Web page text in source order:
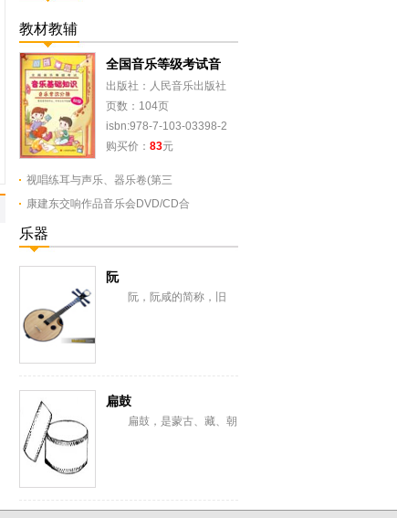
教材教辅
全国音乐等级考试音
出版社：人民音乐出版社
页数：104页
isbn:978-7-103-03398-2
购买价： 83元
视唱练耳与声乐、器乐卷(第三
康建东交响作品音乐会DVD/CD合
乐器
阮
阮，阮咸的简称，旧
扁鼓
扁鼓，是蒙古、藏、朝